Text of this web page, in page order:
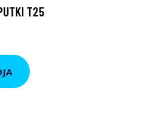
T25